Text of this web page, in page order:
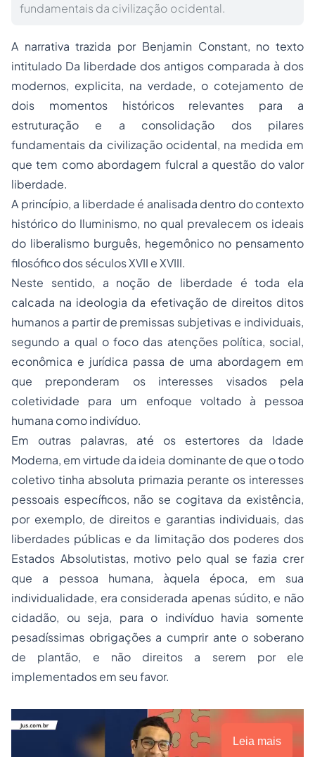
fundamentais da civilização ocidental.
A narrativa trazida por Benjamin Constant, no texto
intitulado Da liberdade dos antigos comparada à dos
modernos, explicita, na verdade, o cotejamento de
dois momentos históricos relevantes para a
estruturação e a consolidação dos pilares
fundamentais da civilização ocidental, na medida em
que tem como abordagem fulcral a questão do valor
liberdade.
A princípio, a liberdade é analisada dentro do contexto
histórico do Iluminismo, no qual prevalecem os ideais
do liberalismo burguês, hegemônico no pensamento
filosófico dos séculos XVII e XVIII.
Neste sentido, a noção de liberdade é toda ela
calcada na ideologia da efetivação de direitos ditos
humanos a partir de premissas subjetivas e individuais,
segundo a qual o foco das atenções política, social,
econômica e jurídica passa de uma abordagem em
que preponderam os interesses visados pela
coletividade para um enfoque voltado à pessoa
humana como indivíduo.
Em outras palavras, até os estertores da Idade
Moderna, em virtude da ideia dominante de que o todo
coletivo tinha absoluta primazia perante os interesses
pessoais específicos, não se cogitava da existência,
por exemplo, de direitos e garantias individuais, das
liberdades públicas e da limitação dos poderes dos
Estados Absolutistas, motivo pelo qual se fazia crer
que a pessoa humana, àquela época, em sua
individualidade, era considerada apenas súdito, e não
cidadão, ou seja, para o indivíduo havia somente
pesadíssimas obrigações a cumprir ante o soberano
de plantão, e não direitos a serem por ele
implementados em seu favor.
Leia mais